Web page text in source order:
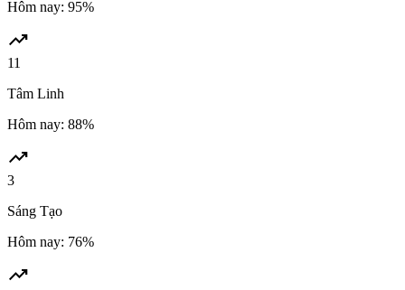
Hôm nay: 95%
trending_up
11
Tâm Linh
Hôm nay: 88%
trending_up
3
Sáng Tạo
Hôm nay: 76%
trending_up